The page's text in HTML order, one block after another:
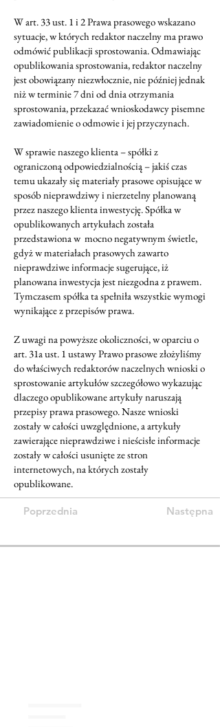
W art. 33 ust. 1 i 2 Prawa prasowego wskazano
sytuacje, w których redaktor naczelny ma prawo
odmówić publikacji sprostowania. Odmawiając
opublikowania sprostowania, redaktor naczelny
jest obowiązany niezwłocznie, nie później jednak
niż w terminie 7 dni od dnia otrzymania
sprostowania, przekazać wnioskodawcy pisemne
zawiadomienie o odmowie i jej przyczynach.
W sprawie naszego klienta – spółki z
ograniczoną odpowiedzialnością – jakiś czas
temu ukazały się materiały prasowe opisujące w
sposób nieprawdziwy i nierzetelny planowaną
przez naszego klienta inwestycję. Spółka w
opublikowanych artykułach została
przedstawiona w mocno negatywnym świetle,
gdyż w materiałach prasowych zawarto
nieprawdziwe informacje sugerujące, iż
planowana inwestycja jest niezgodna z prawem.
Tymczasem spółka ta spełniła wszystkie wymogi
wynikające z przepisów prawa.
Z uwagi na powyższe okoliczności, w oparciu o
art. 31a ust. 1 ustawy Prawo prasowe złożyliśmy
do właściwych redaktorów naczelnych wnioski o
sprostowanie artykułów szczegółowo wykazując
dlaczego opublikowane artykuły naruszają
przepisy prawa prasowego. Nasze wnioski
zostały w całości uwzględnione, a artykuły
zawierające nieprawdziwe i nieścisłe informacje
zostały w całości usunięte ze stron
internetowych, na których zostały
opublikowane.
Poprzednia Następna